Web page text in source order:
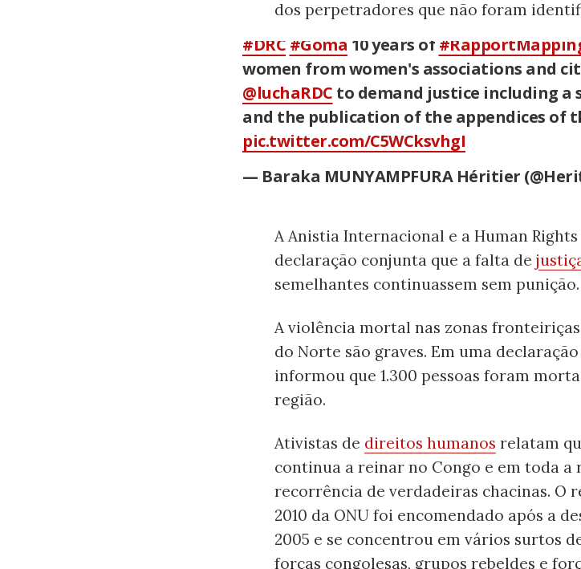
dos perpetradores que não foram
#DRC #Goma 10 years of
women from women's associations and
@luchaRDC to demand justice including
and the publication of the appendices of
pic.twitter.com/C5WCksvhgI
— Baraka MUNYAMPFURA Héritier
A Anistia Internacional e a Human
declaração conjunta que a falta de
semelhantes continuassem sem punição.
A violência mortal nas zonas
do Norte são graves. Em uma
informou que 1.300 pessoas foram
região.
Ativistas de direitos humanos relatam
continua a reinar no Congo e em toda
recorrência de verdadeiras chacinas. O
2010 da ONU foi encomendado após a
2005 e se concentrou em vários surtos
forças congolesas, grupos rebeldes e